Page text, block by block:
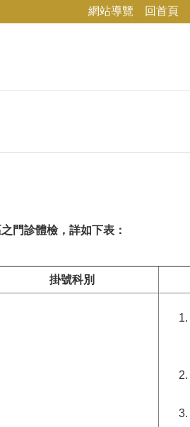
網站導覽 回首頁
門診體檢， 詳如下表：
掛號科別